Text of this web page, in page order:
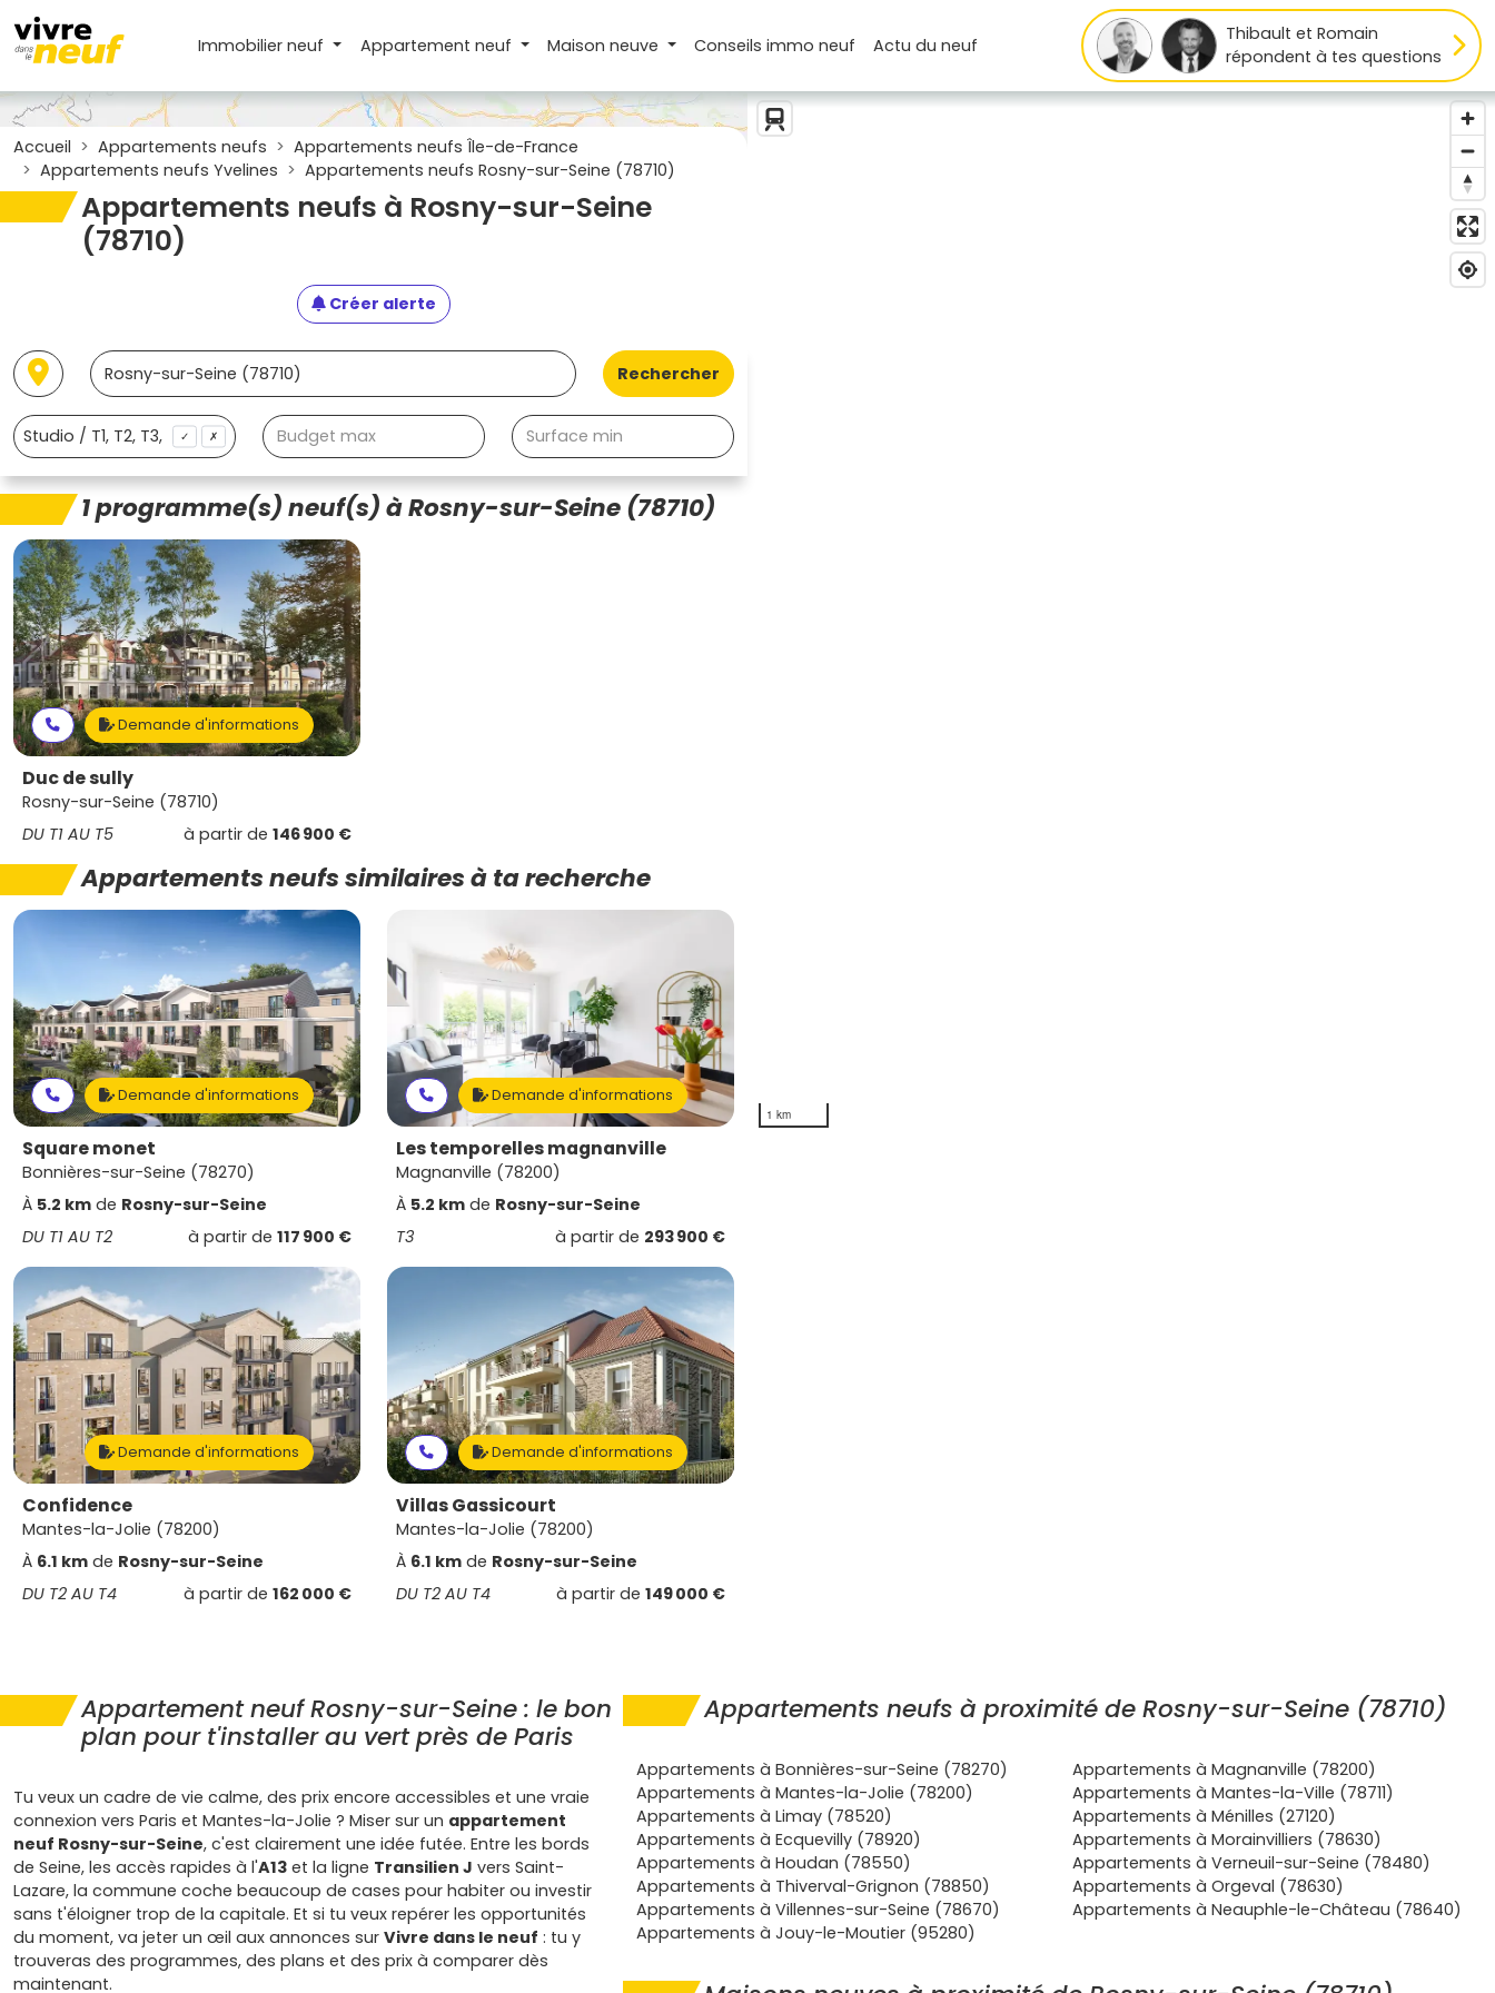
Immobilier neuf Appartement neuf Maison neuve Conseilsimmo neuf Actudu neuf
Thibault et Romain
répondent à tes questions
Accueil Appartements neufs
Appartements neufs Île-de-France
Appartements neufs Yvelines
Appartements neufs Rosny-sur-Seine (78710)
Appartements neufs à Rosny-sur-Seine
(78710)
Créer alerte
Rechercher
✓ ✗
1 programme(s) neuf(s) à Rosny-sur-Seine (78710)
Demande d'informations
Duc de sully
Rosny-sur-Seine (78710)
DU T1 AU T5
à partir de 146 900 €
Appartements neufs similaires à ta recherche
Demande d'informations
Square monet
Bonnières-sur-Seine (78270)
À 5.2 km de Rosny-sur-Seine
DU T1 AU T2
à partir de 117 900 €
Demande d'informations
Les temporelles magnanville
Magnanville (78200)
À 5.2 km de Rosny-sur-Seine
T3
à partir de 293 900 €
Demande d'informations
Confidence
Mantes-la-Jolie (78200)
À 6.1 km de Rosny-sur-Seine
DU T2 AU T4
à partir de 162 000 €
Demande d'informations
Villas Gassicourt
Mantes-la-Jolie (78200)
À 6.1 km de Rosny-sur-Seine
DU T2 AU T4
à partir de 149 000 €
1 km
Appartement neuf Rosny-sur-Seine : le bon
plan pour t'installer au vert près de Paris
Tu veux un cadre de vie calme, des prix encore accessibles et une vraie
connexion vers Paris et Mantes-la-Jolie ? Miser sur un appartement
neuf Rosny-sur-Seine, c'est clairement une idée futée. Entre les bords
de Seine, les accès rapides à l'A13 et la ligne Transilien J vers Saint-
Lazare, la commune coche beaucoup de cases pour habiter ou investir
sans t'éloigner trop de la capitale. Et si tu veux repérer les opportunités
du moment, va jeter un œil aux annonces sur Vivre dans le neuf : tu y
trouveras des programmes, des plans et des prix à comparer dès
maintenant.
Appartements neufs à proximité de Rosny-sur-Seine (78710)
Appartements à Bonnières-sur-Seine (78270)
Appartements à Magnanville (78200)
Appartements à Mantes-la-Jolie (78200)
Appartements à Mantes-la-Ville (78711)
Appartements à Limay (78520)
Appartements à Ménilles (27120)
Appartements à Ecquevilly (78920)
Appartements à Morainvilliers (78630)
Appartements à Houdan (78550)
Appartements à Verneuil-sur-Seine (78480)
Appartements à Thiverval-Grignon (78850)
Appartements à Orgeval (78630)
Appartements à Villennes-sur-Seine (78670)
Appartements à Neauphle-le-Château (78640)
Appartements à Jouy-le-Moutier (95280)